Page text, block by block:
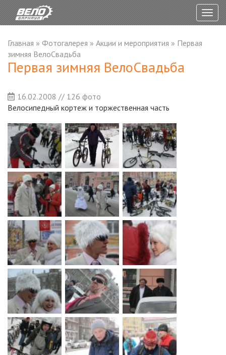
Главная » Фотогалерея » Акции и мероприятия » Первая
зимняя ВелоСвадьба
Первая зимняя ВелоСвадьба
16.02.2008 // 126 фото
Велосипедный кортеж и торжественная часть